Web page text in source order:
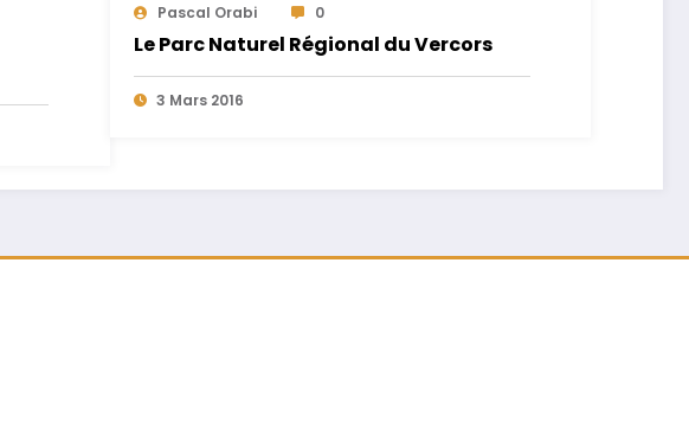
Pascal Orabi 0
Le Parc Naturel Régional du Vercors
3 Mars 2016